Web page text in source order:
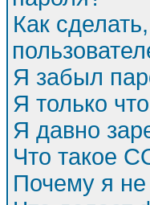
Как
Я забыл
Я только
Я давно
Что такое
Почему я не